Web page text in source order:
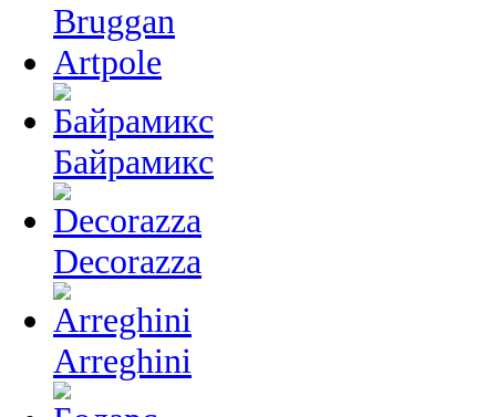
Bruggan
Artpole
Байрамикс
Decorazza
Arreghini